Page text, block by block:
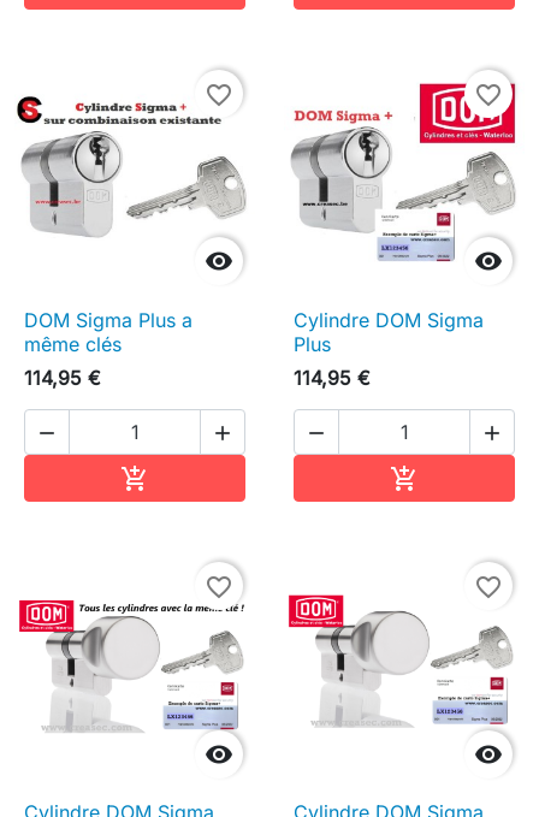

favorite_border
DOM Sigma Plus a
même clés
114,95 €
 


favorite_border
Cylindre DOM Sigma
Plus
114,95 €
 


favorite_border

favorite_border